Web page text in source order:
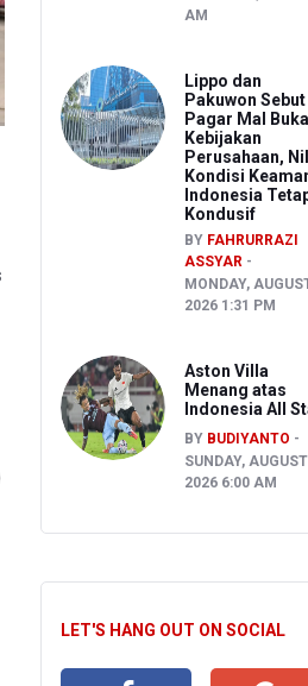
AM
Lippo dan
Pakuwon Sebut
Pagar Mal
Kebijakan
Perusahaan,
Kondisi
Indonesia
Kondusif
BY FAHRURRAZI
ASSYAR
MONDAY,
2026 1:31 PM
Aston Villa
Menang atas
Indonesia All
BY BUDIYANTO
SUNDAY,
2026 6:00 AM
LET'S HANG OUT ON SOCIAL